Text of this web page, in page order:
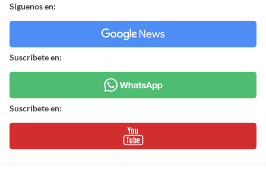
Síguenos en:
Suscríbete en:
Suscríbete en: